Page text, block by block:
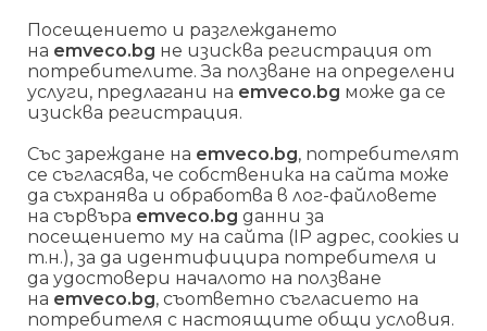
Посещението и разглеждането
на emveco.bg не изисква регистрация от
потребителите. За ползване на определени
услуги, предлагани на emveco.bg може да се
изисква регистрация.
Със зареждане на emveco.bg, потребителят
се съгласява, че собственика на сайта може
да съхранява и обработва в лог-файловете
на сървъра emveco.bg данни за
посещението му на сайта (IP адрес, cookies и
т.н.), за да идентифицира потребителя и
да удостовери началото на ползване
на emveco.bg, съответно съгласието на
потребителя с настоящите общи условия.